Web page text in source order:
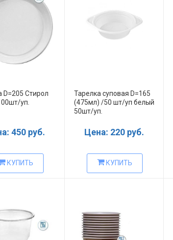
D=205 Стирол
уп.
450 руб.
КУПИТЬ
Тарелка суповая D=165
(475мл) /50 шт/уп белый
50шт/уп.
Цена: 220 руб.
КУПИТЬ